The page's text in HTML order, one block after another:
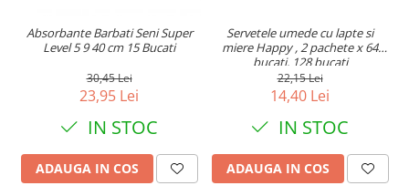
Absorbante Barbati Seni Super
Level 5 9 40 cm 15 Bucati
30,45 Lei
23,95 Lei
IN STOC
ADAUGA IN COS
Servetele umede cu lapte si
miere Happy , 2 pachete x 64
bucati, 128 bucati
22,15 Lei
14,40 Lei
IN STOC
ADAUGA IN COS